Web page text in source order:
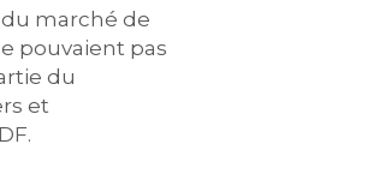
marché de
pouvaient pas
du
et